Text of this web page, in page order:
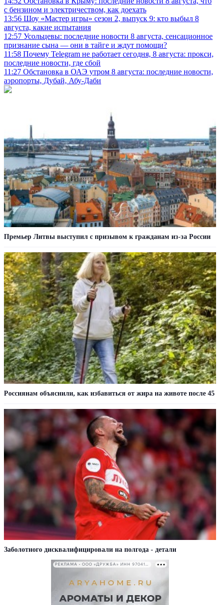
с бензином и электричеством, как доехать
13:56 Шоу «Мастер игры» сезон 2, выпуск 9: кто выбыл 8
августа, какие испытания
12:57 Усольцевы: последние новости 8 августа, сенсационное
признание сына — они в тайге и ждут помощи?
11:58 Почему Telegram не работает сегодня, 8 августа: прокси,
последние новости, где сбой
11:27 Обстановка в ОАЭ утром 8 августа: последние новости,
аэропорты, Дубай, Абу-Даби
Премьер Литвы выступил с призывом к гражданам из-за России
Россиянам объяснили, как избавиться от жира на животе после 45
Заболотного дисквалифицировали на полгода - детали
РЕКЛАМА • ООО «ДРУЖБА» ИНН 9704146411